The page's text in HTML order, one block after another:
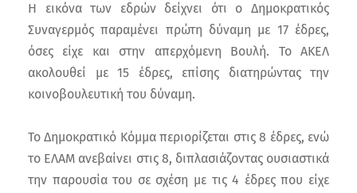
Η εικόνα των εδρών δείχνει ότι ο Δημοκρατικός
Συναγερμός παραμένει πρώτη δύναμη με 17 έδρες,
όσες είχε και στην απερχόμενη Βουλή. Το ΑΚΕΛ
ακολουθεί με 15 έδρες, επίσης διατηρώντας την
κοινοβουλευτική του δύναμη.
Το Δημοκρατικό Κόμμα περιορίζεται στις 8 έδρες, ενώ
το ΕΛΑΜ ανεβαίνει στις 8, διπλασιάζοντας ουσιαστικά
την παρουσία του σε σχέση με τις 4 έδρες που είχε